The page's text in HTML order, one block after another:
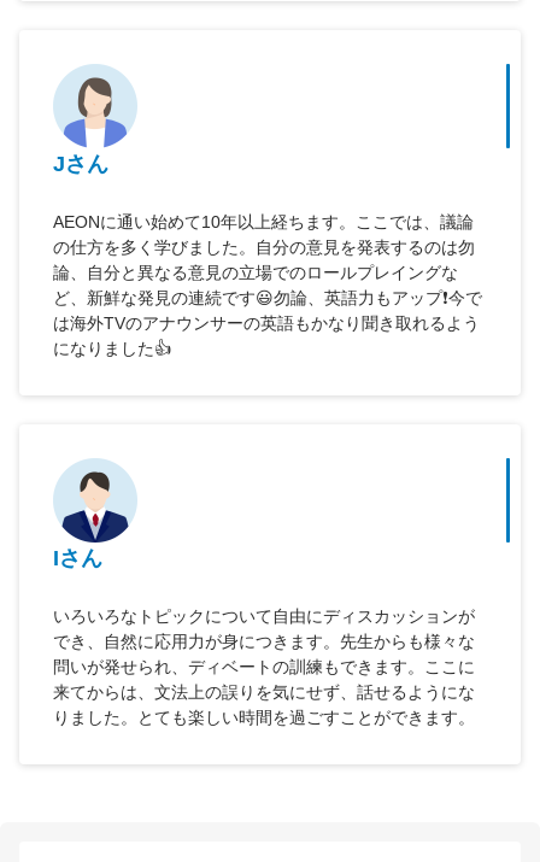
Jさん
AEONに通い始めて10年以上経ちます。ここでは、議論
の仕方を多く学びました。自分の意見を発表するのは勿
論、自分と異なる意見の立場でのロールプレイングな
ど、新鮮な発見の連続です😃勿論、英語力もアップ❗️今で
は海外TVのアナウンサーの英語もかなり聞き取れるよう
になりました👍
Iさん
いろいろなトピックについて自由にディスカッションが
でき、自然に応用力が身につきます。先生からも様々な
問いが発せられ、ディベートの訓練もできます。ここに
来てからは、文法上の誤りを気にせず、話せるようにな
りました。とても楽しい時間を過ごすことができます。